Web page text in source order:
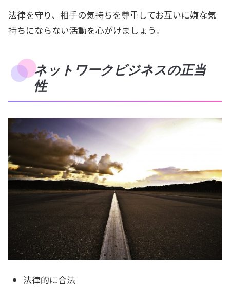
法律を守り、相手の気持ちを尊重してお互いに嫌な気
持ちにならない活動を心がけましょう。
ネットワークビジネスの正当
性
法律的に合法